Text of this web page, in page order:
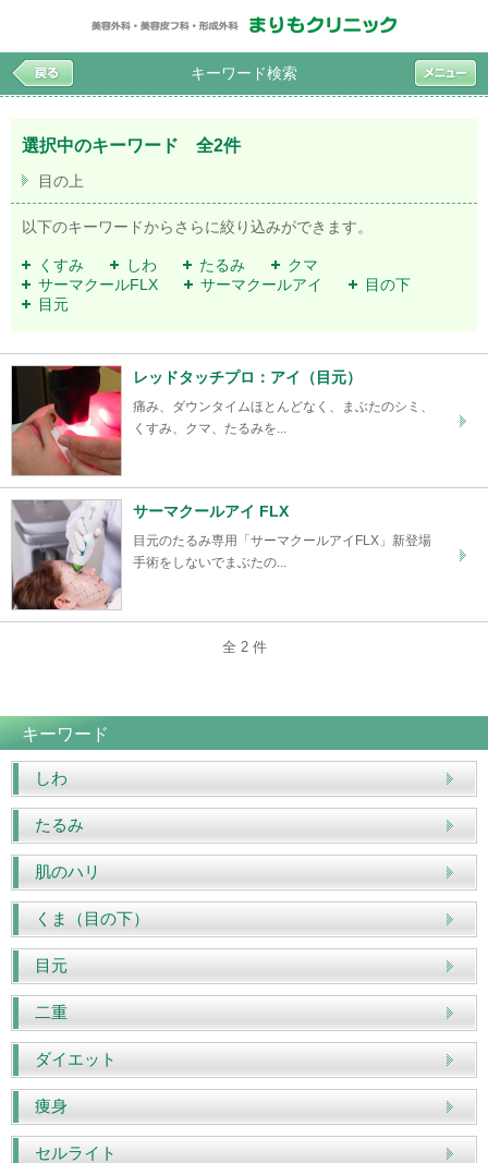
キーワード検索
選択中のキーワード 全2件
目の上
以下のキーワードからさらに絞り込みができます。
くすみ しわ たるみ
クマ
サーマクールFLX
サーマクールアイ
目の下
目元
レッドタッチプロ：アイ（目元）
痛み、ダウンタイムほとんどなく、まぶたのシミ、
くすみ、クマ、たるみを...
サーマクールアイ FLX
目元のたるみ専用「サーマクールアイFLX」新登場
手術をしないでまぶたの...
全 2 件
キーワード
しわ
たるみ
肌のハリ
くま（目の下）
目元
二重
ダイエット
痩身
セルライト